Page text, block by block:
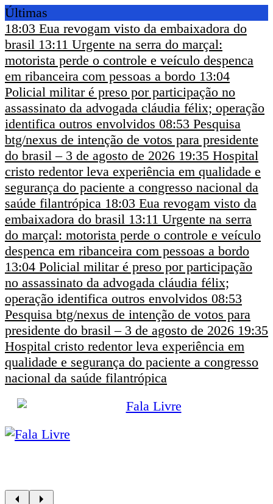
Últimas
18:03 Eua revogam visto da embaixadora do
brasil 13:11 Urgente na serra do marçal:
motorista perde o controle e veículo despenca
em ribanceira com pessoas a bordo 13:04
Policial militar é preso por participação no
assassinato da advogada cláudia félix; operação
identifica outros envolvidos 08:53 Pesquisa
btg/nexus de intenção de votos para presidente
do brasil – 3 de agosto de 2026 19:35 Hospital
cristo redentor leva experiência em qualidade e
segurança do paciente a congresso nacional da
saúde filantrópica 18:03 Eua revogam visto da
embaixadora do brasil 13:11 Urgente na serra
do marçal: motorista perde o controle e veículo
despenca em ribanceira com pessoas a bordo
13:04 Policial militar é preso por participação
no assassinato da advogada cláudia félix;
operação identifica outros envolvidos 08:53
Pesquisa btg/nexus de intenção de votos para
presidente do brasil – 3 de agosto de 2026 19:35
Hospital cristo redentor leva experiência em
qualidade e segurança do paciente a congresso
nacional da saúde filantrópica